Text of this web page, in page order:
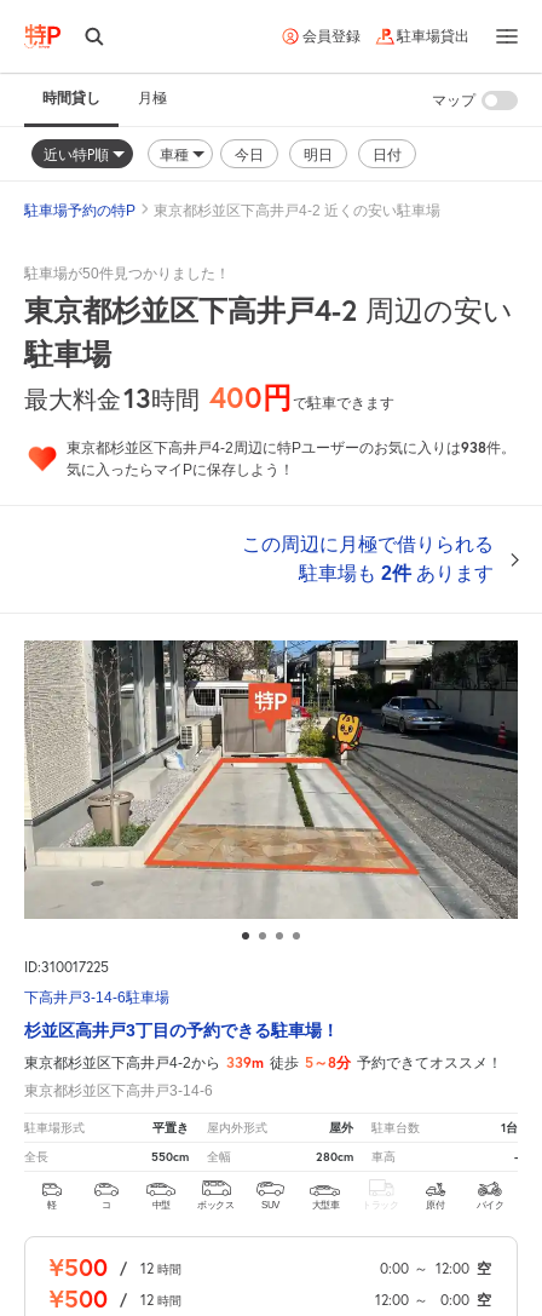
会員登録 駐車場貸出
時間貸し 月極
近い特P順 車種 今日 明日 日付
マップ
駐車場予約の特P 東京都杉並区下高井戸4-2 近くの安い駐車場
駐車場が50件見つかりました！
東京都杉並区下高井戸4-2 周辺の安い
駐車場
最大料金13時間 400円で駐車できます
東京都杉並区下高井戸4-2周辺に特Pユーザーのお気に入りは938件。
気に入ったらマイPに保存しよう！
この周辺に月極で借りられる
駐車場も 2件あります
ID:310017225
下高井戸3-14-6駐車場
杉並区高井戸3丁目の予約できる駐車場！
東京都杉並区下高井戸4-2から 339m 徒歩 5～8分 予約できてオススメ！
東京都杉並区下高井戸3-14-6
駐車場形式 平置き 屋内外形式 屋外 駐車台数 1台
全長 550cm 全幅 280cm 車高 -
軽 コ 中型 ボックス SUV 大型車 トラック 原付 バイク
¥500 / 12 時間 0:00 ～ 12:00 空
¥500 / 12 時間 12:00 ～ 0:00 空